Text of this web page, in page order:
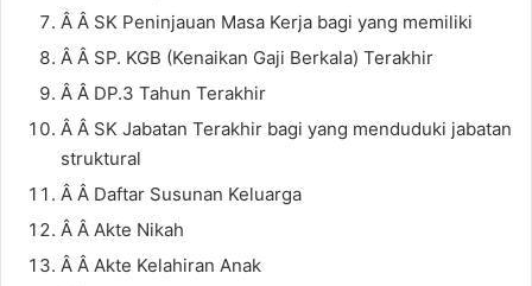
Â Â SK Peninjauan Masa Kerja bagi yang memiliki
Â Â SP. KGB (Kenaikan Gaji Berkala) Terakhir
Â Â DP.3 Tahun Terakhir
Â Â SK Jabatan Terakhir bagi yang menduduki jabatan
struktural
Â Â Daftar Susunan Keluarga
Â Â Akte Nikah
Â Â Akte Kelahiran Anak